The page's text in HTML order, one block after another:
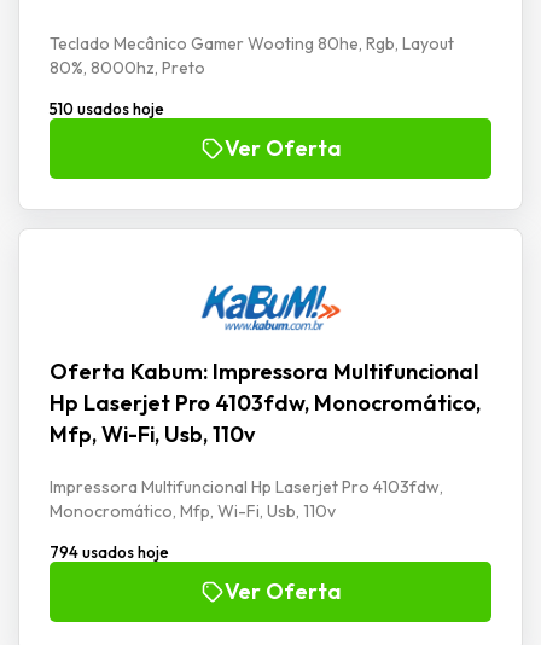
Teclado Mecânico Gamer Wooting 80he, Rgb, Layout
80%, 8000hz, Preto
510 usados hoje
Ver Oferta
Oferta Kabum: Impressora Multifuncional
Hp Laserjet Pro 4103fdw, Monocromático,
Mfp, Wi-Fi, Usb, 110v
Impressora Multifuncional Hp Laserjet Pro 4103fdw,
Monocromático, Mfp, Wi-Fi, Usb, 110v
794 usados hoje
Ver Oferta